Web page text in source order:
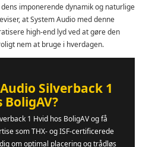
imponerende dynamik og naturlige
at System Audio med denne
high-end lyd ved at gøre den
nem at bruge i hverdagen.
Silverback 1
BoligAV?
1 Hvid hos BoligAV og få
som THX- og ISF-certificerede
om optimal placering og trådløs